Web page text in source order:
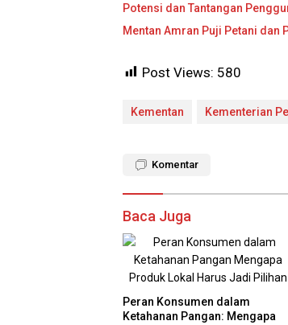
Potensi dan Tantangan
Mentan Amran Puji Petani dan
Post Views: 580
Kementan Kementerian
Komentar
Baca Juga
Peran Konsumen dalam
Ketahanan Pangan: Mengapa